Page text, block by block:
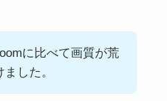
に比べて画質が荒
した。